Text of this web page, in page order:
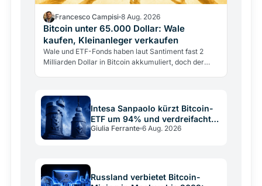
Francesco Campisi 8 Aug. 2026
Bitcoin unter 65.000 Dollar: Wale
kaufen, Kleinanleger verkaufen
Wale und ETF-Fonds haben laut Santiment fast 2
Milliarden Dollar in Bitcoin akkumuliert, doch der
Intesa Sanpaolo kürzt Bitcoin-
ETF um 94% und verdreifacht
Ethereum
Giulia Ferrante 6 Aug. 2026
Russland verbietet Bitcoin-